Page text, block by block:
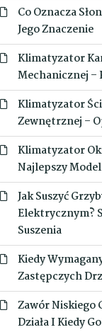
Co Oznacza
Jego Znaczenie
Klimatyzator
Mechanicznej –
Klimatyzator
Zewnętrznej –
Klimatyzator
Najlepszy
Jak Suszyć
Elektrycznym?
Suszenia
Kiedy
Zastępczych
Zawór Niskiego
Działa I Kiedy